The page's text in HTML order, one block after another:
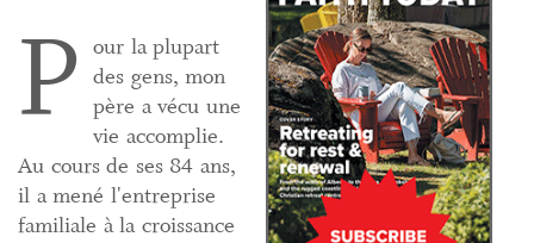
P our la plupart
des gens, mon
père a vécu une
vie accomplie.
Au cours de ses 84 ans,
il a mené l'entreprise
familiale à la croissance